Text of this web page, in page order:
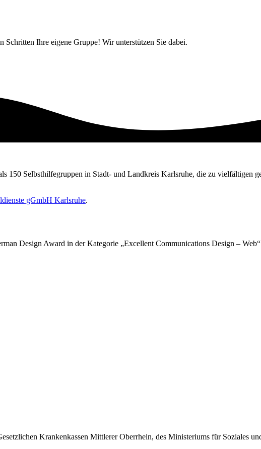
Schritten Ihre eigene Gruppe! Wir unterstützen Sie dabei.
150 Selbsthilfegruppen in Stadt- und Landkreis Karlsruhe, die zu vielfältigen
gGmbH Karlsruhe.
Design Award in der Kategorie „Excellent Communications Design – Web“
Krankenkassen Mittlerer Oberrhein, des Ministeriums für Soziales